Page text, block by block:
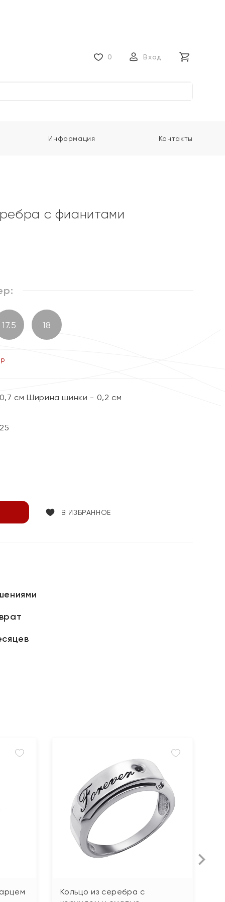
0 Вход
Информация Контакты
с фианитами
17.5 18
см Ширина шинки - 0,2 см
В ИЗБРАННОЕ
Кольцо из серебра с